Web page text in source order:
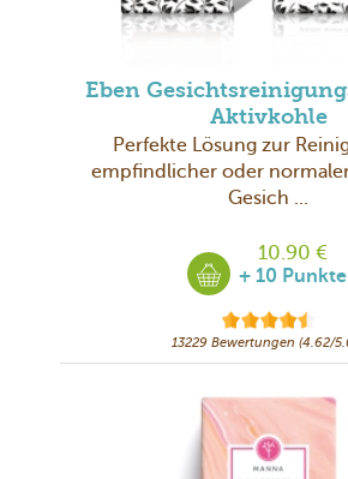
Eben
Aktivkohle
Perfekte Lösung zur
empfindlicher oder
Gesich ...
10.90 €
+ 10 Punkte
13229 Bewertungen (4.62/